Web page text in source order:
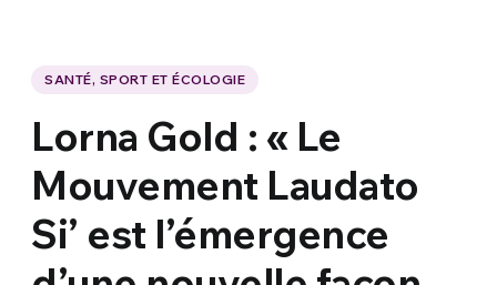
SANTÉ, SPORT ET ÉCOLOGIE
Lorna Gold : « Le
Mouvement Laudato
Si’ est l’émergence